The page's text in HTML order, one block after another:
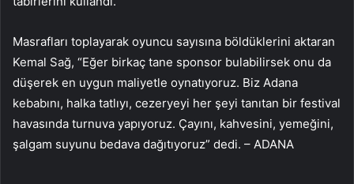
Masrafları toplayarak oyuncu sayısına böldüklerini aktaran
Kemal Sağ, “Eğer birkaç tane sponsor bulabilirsek onu da
düşerek en uygun maliyetle oynatıyoruz. Biz Adana
kebabını, halka tatlıyı, cezeryeyi her şeyi tanıtan bir festival
havasında turnuva yapıyoruz. Çayını, kahvesini, yemeğini,
şalgam suyunu bedava dağıtıyoruz” dedi. – ADANA